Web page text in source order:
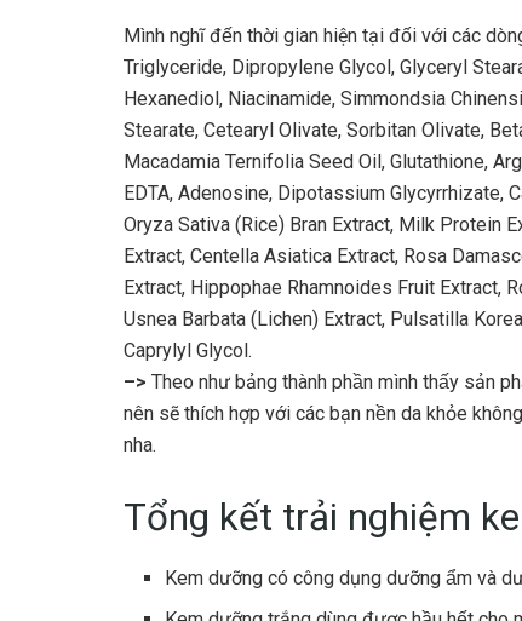
Mình nghĩ đến thời gian hiện tại đối với các
Triglyceride, Dipropylene Glycol, Glyceryl
Hexanediol, Niacinamide, Simmondsia
Stearate, Cetearyl Olivate, Sorbitan Olivate,
Macadamia Ternifolia Seed Oil, Glutathione,
EDTA, Adenosine, Dipotassium Glycyrrhizate,
Oryza Sativa (Rice) Bran Extract, Milk Protein
Extract, Centella Asiatica Extract, Rosa
Extract, Hippophae Rhamnoides Fruit Extract,
Usnea Barbata (Lichen) Extract, Pulsatilla
Caprylyl Glycol.
–> Theo như bảng thành phần mình thấy sản
nên sẽ thích hợp với các bạn nền da khỏe
nha.
Tổng kết trải nghiệm
Kem dưỡng có công dụng dưỡng ẩm và